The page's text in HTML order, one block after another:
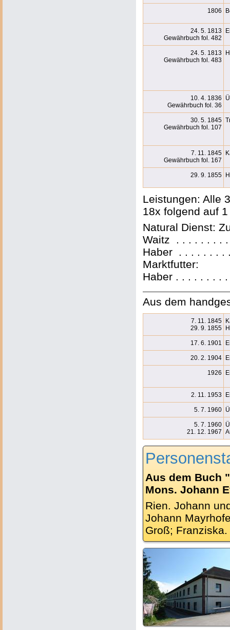
1806
24. 5. 1813
Gewährbuch fol. 482
24. 5. 1813
Gewährbuch fol. 483
10. 4. 1836
Gewährbuch fol. 36
30. 5. 1845
Gewährbuch fol. 107
7. 11. 1845
Gewährbuch fol. 167
29. 9. 1855
Leistungen: Alle
18x folgend auf
Natural Dienst:
Waitz . . . . . . . .
Haber . . . . . . . .
Marktfutter:
Haber . . . . . . . .
Aus dem
7. 11. 1845
29. 9. 1855
17. 6. 1901
20. 2. 1904
1926
2. 11. 1953
5. 7. 1960
5. 7. 1960
21. 12. 1967
Aus dem Buch
Mons. Johann
Rien. Johann
Johann
Groß; Franziska.